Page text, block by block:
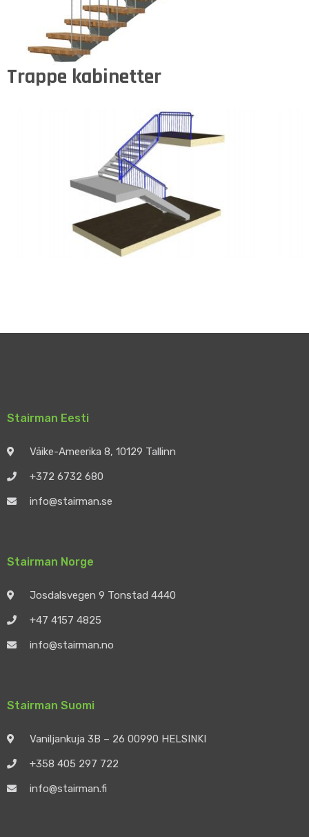
Trappe kabinetter
Stairman Eesti
Väike-Ameerika 8, 10129 Tallinn
+372 6732 680
info@stairman.se
Stairman Norge
Josdalsvegen 9 Tonstad 4440
+47 4157 4825
info@stairman.no
Stairman Suomi
Vaniljankuja 3B – 26 00990 HELSINKI
+358 405 297 722
info@stairman.fi